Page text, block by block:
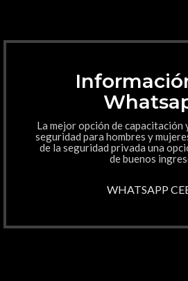
La mejor opción de capacitación
seguridad para hombres y
de la seguridad privada una
de buenos
WHATSAPP